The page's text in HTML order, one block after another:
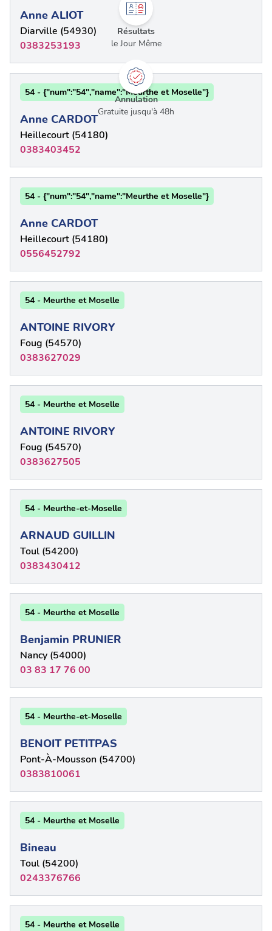
Résultats
le Jour Même
Annulation
Gratuite jusqu'à 48h
Anne ALIOT
Diarville (54930)
0383253193
54 - {"num":"54","name":"Meurthe et Moselle"}
Anne CARDOT
Heillecourt (54180)
0383403452
54 - {"num":"54","name":"Meurthe et Moselle"}
Anne CARDOT
Heillecourt (54180)
0556452792
54 - Meurthe et Moselle
ANTOINE RIVORY
Foug (54570)
0383627029
54 - Meurthe et Moselle
ANTOINE RIVORY
Foug (54570)
0383627505
54 - Meurthe-et-Moselle
ARNAUD GUILLIN
Toul (54200)
0383430412
54 - Meurthe et Moselle
Benjamin PRUNIER
Nancy (54000)
03 83 17 76 00
54 - Meurthe-et-Moselle
BENOIT PETITPAS
Pont-À-Mousson (54700)
0383810061
54 - Meurthe et Moselle
Bineau
Toul (54200)
0243376766
54 - Meurthe et Moselle